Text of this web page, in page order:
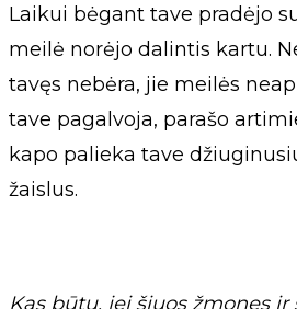
Laikui bėgant tave pradėjo
meilė norėjo dalintis kartu.
tavęs nebėra, jie meilės
tave pagalvoja, parašo
kapo palieka tave
žaislus.
Kas būtų, jei šiuos žmones ir